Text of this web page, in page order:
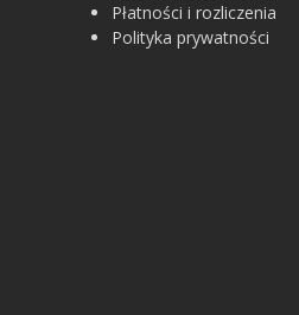
Płatności i rozliczenia
Polityka prywatności